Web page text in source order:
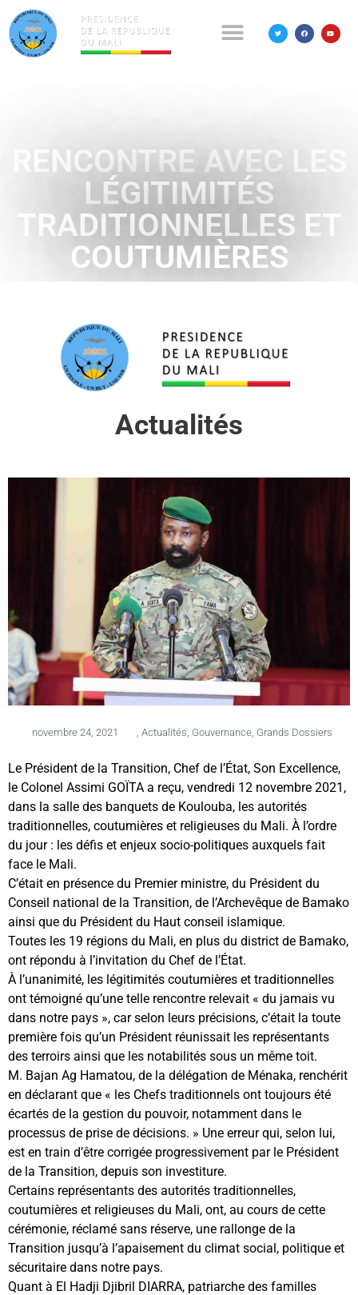
RENCONTRE AVEC LES
LÉGITIMITÉS
TRADITIONNELLES ET
COUTUMIÈRES
Actualités
novembre 24, 2021 Actualités Gouvernance Grands Dossiers
Le Président de la Transition, Chef de l’État, Son Excellence,
le Colonel Assimi GOÏTA a reçu, vendredi 12 novembre 2021,
dans la salle des banquets de Koulouba, les autorités
traditionnelles, coutumières et religieuses du Mali. À l’ordre
du jour : les défis et enjeux socio-politiques auxquels fait
face le Mali.
C’était en présence du Premier ministre, du Président du
Conseil national de la Transition, de l’Archevêque de Bamako
ainsi que du Président du Haut conseil islamique.
Toutes les 19 régions du Mali, en plus du district de Bamako,
ont répondu à l’invitation du Chef de l’État.
À l’unanimité, les légitimités coutumières et traditionnelles
ont témoigné qu’une telle rencontre relevait « du jamais vu
dans notre pays », car selon leurs précisions, c’était la toute
première fois qu’un Président réunissait les représentants
des terroirs ainsi que les notabilités sous un même toit.
M. Bajan Ag Hamatou, de la délégation de Ménaka, renchérit
en déclarant que « les Chefs traditionnels ont toujours été
écartés de la gestion du pouvoir, notamment dans le
processus de prise de décisions. » Une erreur qui, selon lui,
est en train d’être corrigée progressivement par le Président
de la Transition, depuis son investiture.
Certains représentants des autorités traditionnelles,
coutumières et religieuses du Mali, ont, au cours de cette
cérémonie, réclamé sans réserve, une rallonge de la
Transition jusqu’à l’apaisement du climat social, politique et
sécuritaire dans notre pays.
Quant à El Hadji Djibril DIARRA, patriarche des familles